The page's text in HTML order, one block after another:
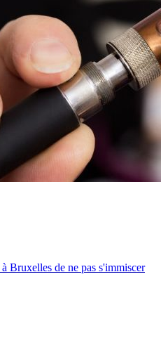
Bruxelles de ne pas s'immiscer